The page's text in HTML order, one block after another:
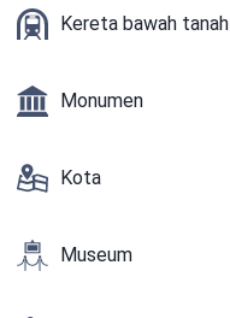
Kereta bawah tanah
Monumen
Kota
Museum